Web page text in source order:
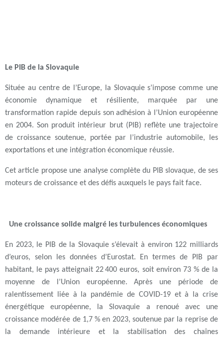
Le PIB de la Slovaquie
Située au centre de l’Europe, la Slovaquie s’impose comme une
économie dynamique et résiliente, marquée par une
transformation rapide depuis son adhésion à l’Union européenne
en 2004. Son produit intérieur brut (PIB) reflète une trajectoire
de croissance soutenue, portée par l’industrie automobile, les
exportations et une intégration économique réussie.
Cet article propose une analyse complète du PIB slovaque, de ses
moteurs de croissance et des défis auxquels le pays fait face.
Une croissance solide malgré les turbulences économiques
En 2023, le PIB de la Slovaquie s’élevait à environ 122 milliards
d’euros, selon les données d’Eurostat. En termes de PIB par
habitant, le pays atteignait 22 400 euros, soit environ 73 % de la
moyenne de l’Union européenne. Après une période de
ralentissement liée à la pandémie de COVID-19 et à la crise
énergétique européenne, la Slovaquie a renoué avec une
croissance modérée de 1,7 % en 2023, soutenue par la reprise de
la demande intérieure et la stabilisation des chaînes